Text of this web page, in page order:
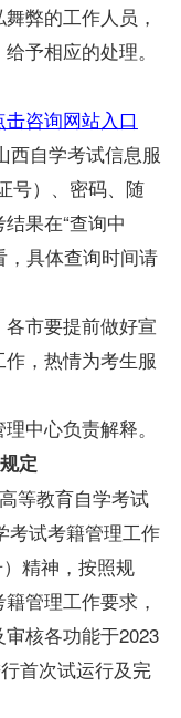
弊的工作人员，
予相应的处理。
击咨询网站入口
西自学考试信息服
号）、密码、随
果在“查询中
，具体查询时间请
市要提前做好宣
，热情为考生服
中心负责解释。
定
等教育自学考试
考试考籍管理工作
精神，按照规
管理工作要求，
核各功能于2023
首次试运行及完